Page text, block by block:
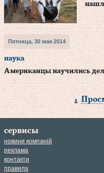
Пятница, 30 мая 2014
наука
Американцы научились
сервисы
новини компаній
реклама
контакти
правила